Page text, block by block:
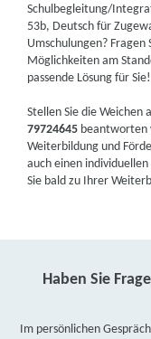
Schulbegleitung/
53b, Deutsch für
Umschulungen? Fragen
Möglichkeiten am
passende Lösung für Sie!
Stellen Sie die
79724645 beantworten
Weiterbildung und
auch einen
Sie bald zu Ihrer
Haben Sie
Im persönlichen